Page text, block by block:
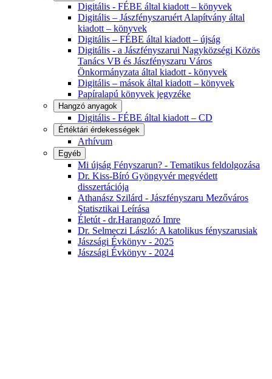
Digitális - FÉBE által kiadott – könyvek
Digitális – Jászfényszaruért Alapítvány által
kiadott – könyvek
Digitális – FÉBE által kiadott – újság
Digitális - a Jászfényszarui Nagyközségi Közös
Tanács VB és Jászfényszaru Város
Önkormányzata által kiadott - könyvek
Digitális – mások által kiadott – könyvek
Papíralapú könyvek jegyzéke
Hangzó anyagok
Digitális - FÉBE által kiadott – CD
Értéktári érdekességek
Arhívum
Egyéb
Mi újság Fényszarun? - Tematikus feldolgozása
Dr. Kiss-Bíró Gyöngyvér megvédett
disszertációja
Athanász Szilárd - Jászfényszaru Mezőváros
Statisztikai Leírása
Életút - dr.Harangozó Imre
Dr. Selmeczi László: A katolikus fényszarusiak
Jászsági Évkönyv - 2025
Jászsági Évkönyv - 2024